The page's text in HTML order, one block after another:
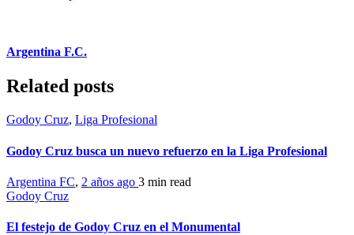
Argentina F.C.
Related posts
Godoy Cruz, Liga Profesional
Godoy Cruz busca un nuevo refuerzo en la Liga Profesional
Argentina FC, 2 años ago 3 min read
Godoy Cruz
El festejo de Godoy Cruz en el Monumental